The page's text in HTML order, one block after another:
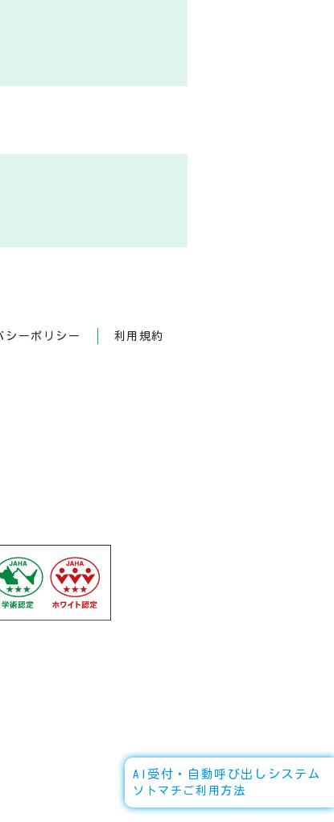
AI受付・自動呼び出しシステム
ソトマチご利用方法
シーポリシー 利用規約